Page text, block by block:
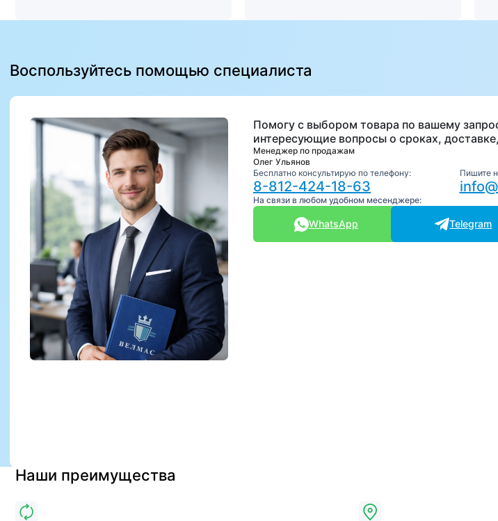
Воспользуйтесь помощью специалиста
Помогу с выбором товара по вашему
интересующие вопросы о сроках,
Менеджер по продажам
Олег Ульянов
Бесплатно консультирую по телефону:
8-812-424-18-63
Пишите
На связи в любом удобном месенджере:
WhatsApp Telegram
Наши преимущества